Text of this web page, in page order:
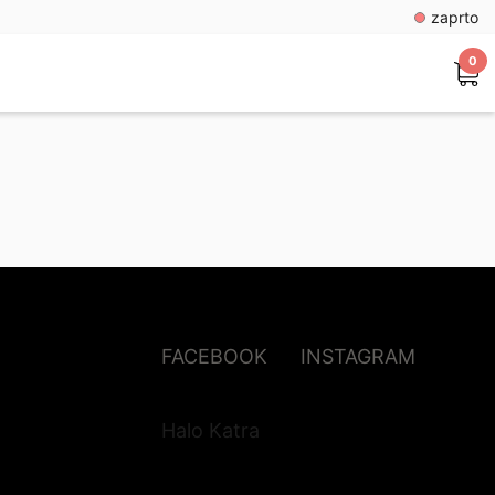
zaprto
0
FACEBOOK INSTAGRAM
Halo Katra